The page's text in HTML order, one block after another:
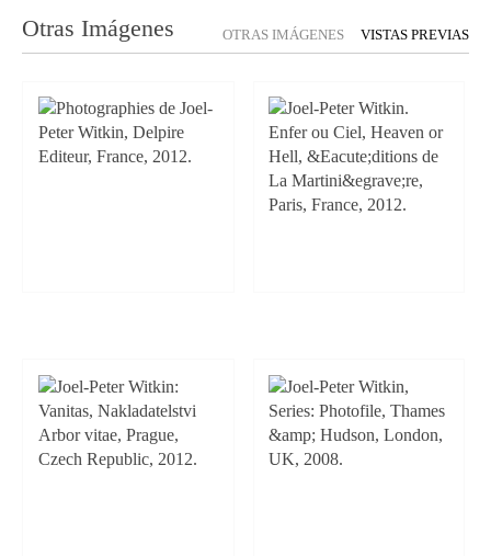
Otras Imágenes OTRAS IMÁGENES VISTAS PREVIAS